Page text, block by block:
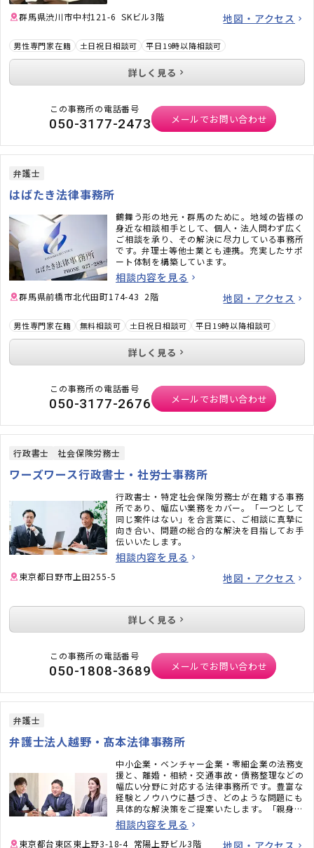
群馬県渋川市中村121-6 SKビル3階 地図・アクセス
男性専門家在籍 土日祝日相談可 平日19時以降相談可
詳しく見る
この事務所の電話番号
050-3177-2473 メールでお問い合わせ
弁護士
はばたき法律事務所
鶴舞う形の地元・群馬のために。地域の皆様の
身近な相談相手として、個人・法人問わず広く
ご相談を承り、その解決に尽力している事務所
です。弁理士等他士業とも連携。充実したサポ
ート体制を構築しています。
相談内容を見る
群馬県前橋市北代田町174-43 2階 地図・アクセス
男性専門家在籍 無料相談可 土日祝日相談可 平日19時以降相談可
詳しく見る
この事務所の電話番号
050-3177-2676 メールでお問い合わせ
行政書士 社会保険労務士
ワーズワース行政書士・社労士事務所
行政書士・特定社会保険労務士が在籍する事務
所であり、幅広い業務をカバー。「一つとして
同じ案件はない」を合言葉に、ご相談に真摯に
向き合い、問題の総合的な解決を目指してお手
伝いいたします。
相談内容を見る
東京都日野市上田255-5 地図・アクセス
詳しく見る
この事務所の電話番号
050-1808-3689 メールでお問い合わせ
弁護士
弁護士法人越野・髙本法律事務所
中小企業・ベンチャー企業・零細企業の法務支
援と、離婚・相続・交通事故・債務整理などの
幅広い分野に対応する法律事務所です。豊富な
経験とノウハウに基づき、どのような問題にも
具体的な解決策をご提案いたします。「親身に
話を聞いてもらえた」「安心して任せられた」
と言っていただくことも多い事務所ですので、
安心してご相談ください。
相談内容を見る
東京都台東区東上野3-18-4 常陽上野ビル3階